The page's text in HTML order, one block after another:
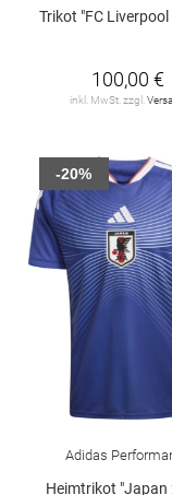
Trikot "FC Liverpool 26/27
100,00 €
inkl. MwSt. zzgl.
Adidas
Heimtrikot "Japan
-20%